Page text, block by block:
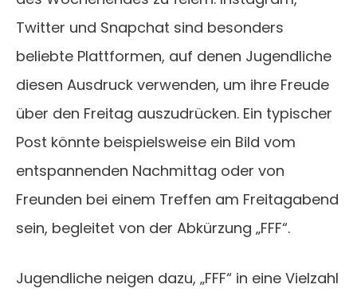
Twitter und Snapchat sind besonders
beliebte Plattformen, auf denen Jugendliche
diesen Ausdruck verwenden, um ihre Freude
über den Freitag auszudrücken. Ein typischer
Post könnte beispielsweise ein Bild vom
entspannenden Nachmittag oder von
Freunden bei einem Treffen am Freitagabend
sein, begleitet von der Abkürzung „FFF“.
Jugendliche neigen dazu, „FFF“ in eine Vielzahl